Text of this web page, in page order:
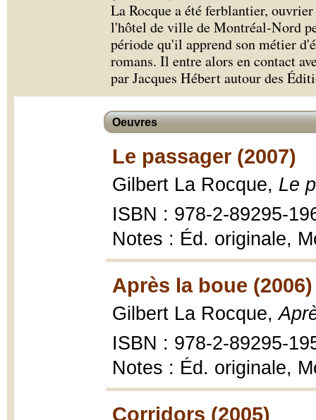
La Rocque a été ferblantier,
l'hôtel de ville de Montréal-Nord
période qu'il apprend son métier
romans. Il entre alors en contact
par Jacques Hébert autour des
Oeuvres
Le passager (2007)
Gilbert La Rocque, Le
ISBN : 978-2-89295-
Notes : Éd. originale,
Après la boue (2006)
Gilbert La Rocque,
ISBN : 978-2-89295-
Notes : Éd. originale,
Corridors (2005)